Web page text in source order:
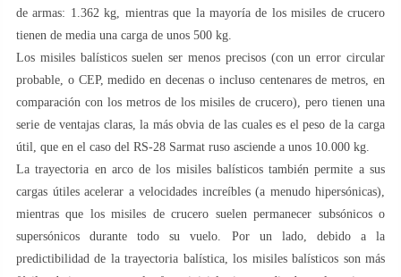
de armas: 1.362 kg, mientras que la mayoría de los misiles de crucero
tienen de media una carga de unos 500 kg.
Los misiles balísticos suelen ser menos precisos (con un error circular
probable, o CEP, medido en decenas o incluso centenares de metros, en
comparación con los metros de los misiles de crucero), pero tienen una
serie de ventajas claras, la más obvia de las cuales es el peso de la carga
útil, que en el caso del RS-28 Sarmat ruso asciende a unos 10.000 kg.
La trayectoria en arco de los misiles balísticos también permite a sus
cargas útiles acelerar a velocidades increíbles (a menudo hipersónicas),
mientras que los misiles de crucero suelen permanecer subsónicos o
supersónicos durante todo su vuelo. Por un lado, debido a la
predictibilidad de la trayectoria balística, los misiles balísticos son más